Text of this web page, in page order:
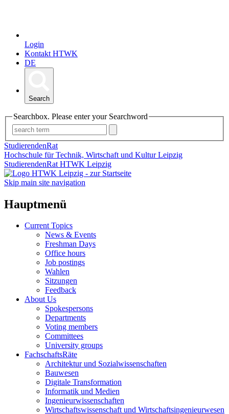
Login
Kontakt HTWK
DE
Search
Searchbox. Please enter your Searchword
StudierendenRat
Hochschule für Technik, Wirtschaft und Kultur Leipzig
StudierendenRat HTWK Leipzig
Skip main site navigation
Hauptmenü
Current Topics
News & Events
Freshman Days
Office hours
Job postings
Wahlen
Sitzungen
Feedback
About Us
Spokespersons
Departments
Voting members
Committees
University groups
FachschaftsRäte
Architektur und Sozialwissenschaften
Bauwesen
Digitale Transformation
Informatik und Medien
Ingenieurwissenschaften
Wirtschaftswissenschaft und Wirtschaftsingenieurwesen